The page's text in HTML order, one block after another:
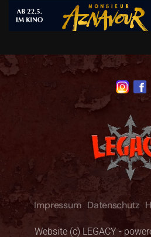
Impressum Datenschutz
Website (c) LEGACY -